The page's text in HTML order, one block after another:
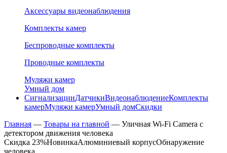
Аксессуары видеонаблюдения
Комплекты камер
Беспроводные комплекты
Проводные комплекты
Муляжи камер
Умный дом
СигнализацииДатчикиВидеонаблюдениеКомплекты
камерМуляжи камерУмный домСкидки
Главная — Товары на главной — Уличная Wi-Fi Camera с
детектором движения человека
Скидка 23%НовинкаАлюминиевый корпусОбнаружение
человека